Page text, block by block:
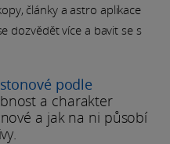
články a astro aplikace
dozvědět více a bavit se s
podle
a charakter
a jak na ni působí